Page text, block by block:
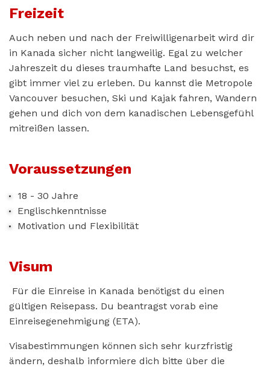
Freizeit
Auch neben und nach der Freiwilligenarbeit wird dir
in Kanada sicher nicht langweilig. Egal zu welcher
Jahreszeit du dieses traumhafte Land besuchst, es
gibt immer viel zu erleben. Du kannst die Metropole
Vancouver besuchen, Ski und Kajak fahren, Wandern
gehen und dich von dem kanadischen Lebensgefühl
mitreißen lassen.
Voraussetzungen
18 - 30 Jahre
Englischkenntnisse
Motivation und Flexibilität
Visum
Für die Einreise in Kanada benötigst du einen
gültigen Reisepass. Du beantragst vorab eine
Einreisegenehmigung (ETA).
Visabestimmungen können sich sehr kurzfristig
ändern, deshalb informiere dich bitte über die